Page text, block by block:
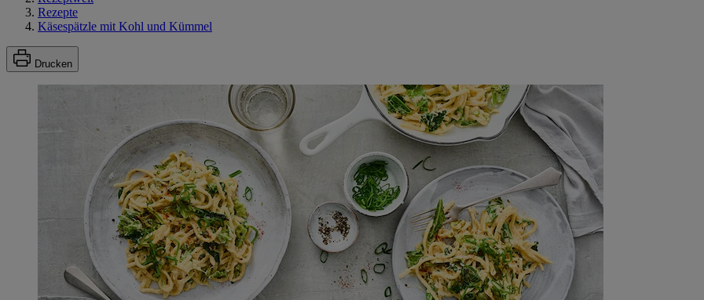
Rezepte
Käsespätzle mit Kohl und Kümmel
Drucken